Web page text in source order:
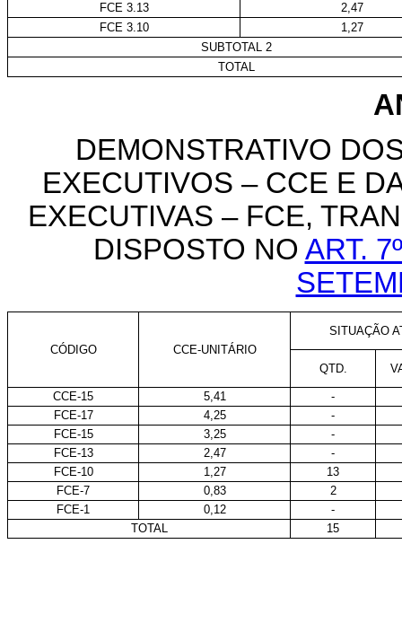
FCE 3.13
2,47
FCE 3.10
1,27
SUBTOTAL 2
TOTAL
DEMONSTRATIVO
EXECUTIVOS – CCE E
EXECUTIVAS – FCE,
DISPOSTO NO ART.
CÓDIGO CCE-UNITÁRIO
SITUAÇÃO
QTD.
CCE-15 5,41
-
FCE-17
4,25
-
FCE-15
3,25
-
FCE-13
2,47
-
FCE-10
1,27
13
FCE-7
0,83
2
FCE-1
0,12
-
TOTAL
15